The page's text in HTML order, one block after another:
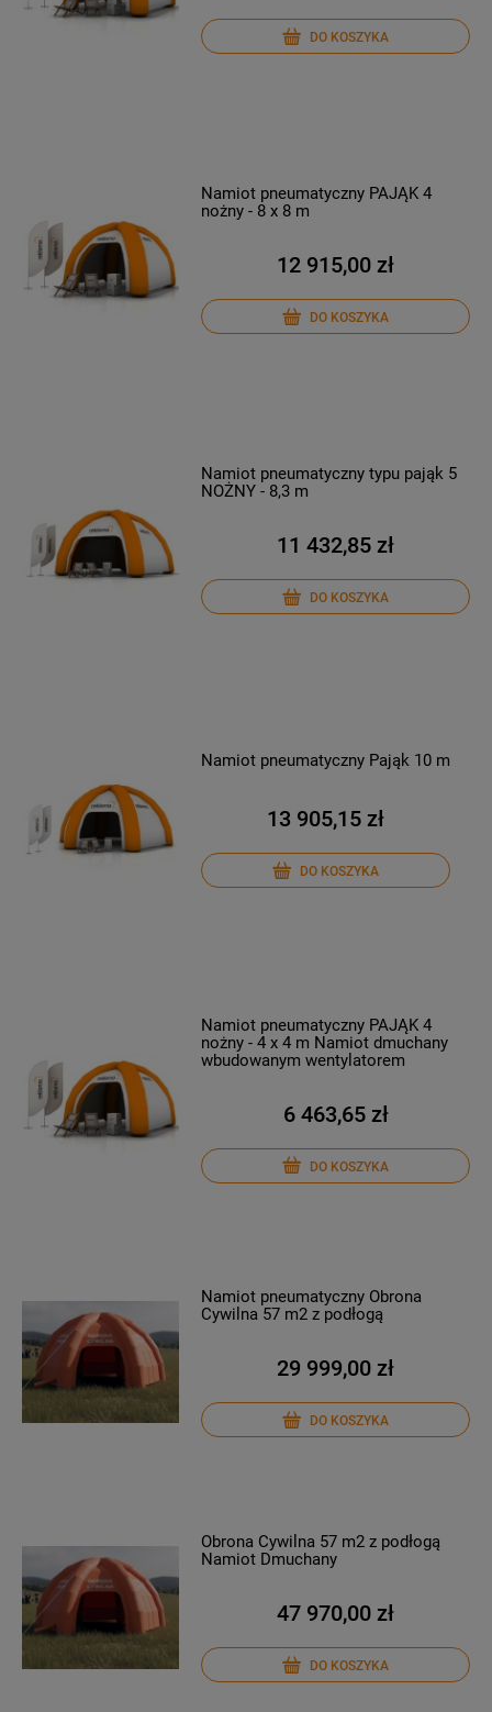
DO KOSZYKA
Namiot pneumatyczny PAJĄK 4
nożny - 8 x 8 m
12 915,00 zł
DO KOSZYKA
Namiot pneumatyczny typu pająk 5
NOŻNY - 8,3 m
11 432,85 zł
DO KOSZYKA
Namiot pneumatyczny Pająk 10 m
13 905,15 zł
DO KOSZYKA
Namiot pneumatyczny PAJĄK 4
nożny - 4 x 4 m Namiot dmuchany
wbudowanym wentylatorem
6 463,65 zł
DO KOSZYKA
Namiot pneumatyczny Obrona
Cywilna 57 m2 z podłogą
29 999,00 zł
DO KOSZYKA
Obrona Cywilna 57 m2 z podłogą
Namiot Dmuchany
47 970,00 zł
DO KOSZYKA